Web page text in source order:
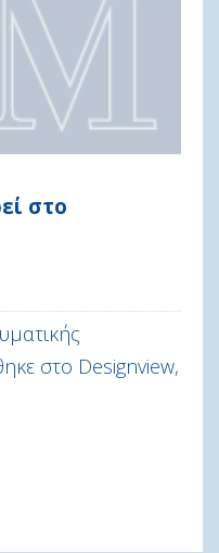
στο
στο Designview,